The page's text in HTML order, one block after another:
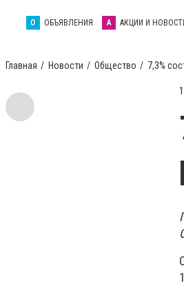
О ОБЪЯВЛЕНИЯ А АКЦИИ И
Главная Новости Общество 7,3%